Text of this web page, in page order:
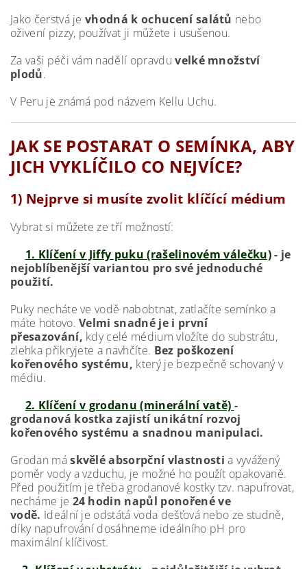
Jako čerstvá jevhodná k ochucení salátů nebo
oživení pizzy, používat ji můžete i usušenou.
Za vaši péči vám nadělí opravduvelké množství
plodů.
V Peru je známá pod názvem Kellu Uchu.
JAK SE POSTARAT O SEMÍNKA, ABY
JICH VYKLÍČILO CO NEJVÍCE?
1) Nejprve si musíte zvolit klíčící médium
Vybrat si můžete ze tří možností:
1. Klíčení v Jiffy puku (rašelinovém válečku)- je
nejoblíbenější variantou pro své jednoduché
použití.
Puky necháte ve vodě nabobtnat, zatlačíte semínko a
máte hotovo.Velmi snadné je i první
přesazování, kdy celé médium vložíte do substrátu,
zlehka přikryjete a navhčíte. Bez poškození
kořenového systému, který je bezpečně schovaný v
médiu.
2. Klíčení v grodanu (minerální vatě) -
grodanová kostka zajistí unikátní rozvoj
kořenového systému a snadnou manipulaci.
Grodan máskvělé absorpční vlastnosti a vyvážený
poměr vody a vzduchu, je možné ho použít opakovaně.
Před použitím je třeba grodanové kostky tzv. napufrovat,
necháme je 24 hodin napůl ponořené ve
vodě. Ideální je odstátá voda dešťová nebo ze studně,
díky napufrování dosáhneme ideálního pH pro
maximální klíčivost.